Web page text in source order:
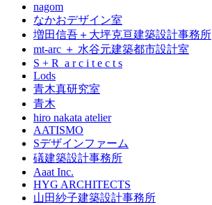
nagom
なかおデザイン室
増田信吾＋大坪克亘建築設計事務所
mt-arc ＋ 水谷元建築都市設計室
S + R a r c i t e c t s
Lods
青木真研究室
青木
hiro nakata atelier
AATISMO
Sデザインファーム
礒建築設計事務所
Aaat Inc.
HYG ARCHITECTS
山田紗子建築設計事務所